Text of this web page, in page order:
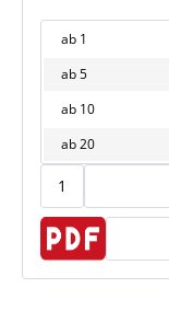
ab 1
ab5
ab 10
ab20